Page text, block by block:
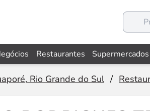
Restaurantes Supermercados
Rio Grande do Sul /